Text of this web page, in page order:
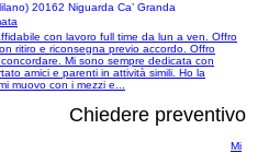
20162 Niguarda Ca’ Granda
con lavoro full time da lun a ven. Offro
ritiro e riconsegna previo accordo. Offro
Mi sono sempre dedicata con
amici e parenti in attività simili. Ho la
muovo con i mezzi e...
Chiedere preventivo
Mi